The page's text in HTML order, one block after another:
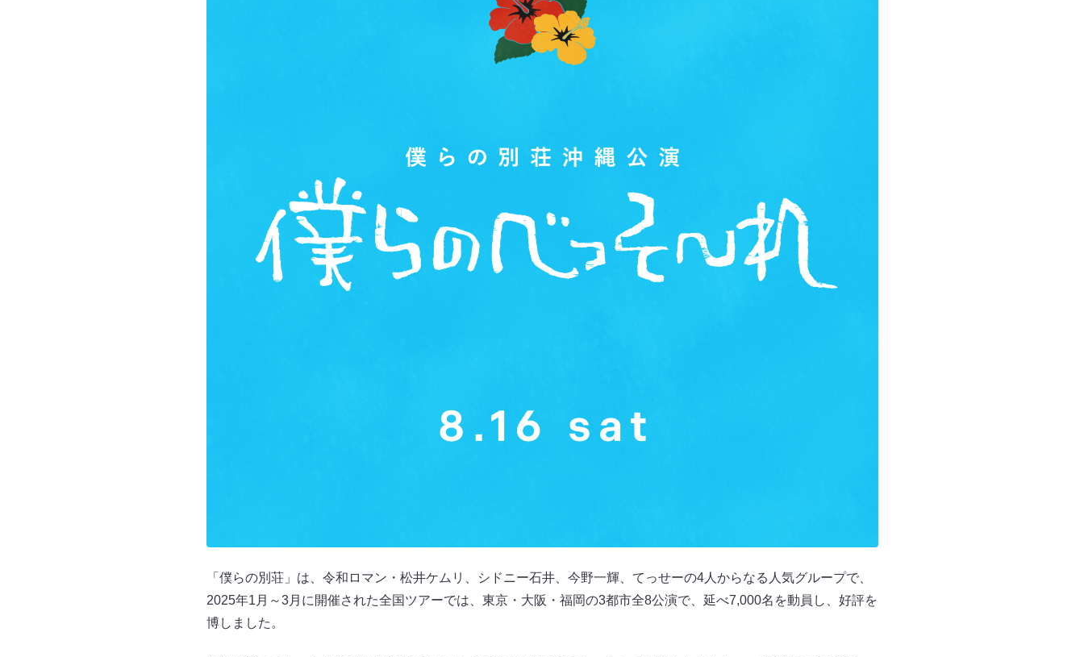
「僕らの別荘」は、令和ロマン・松井ケムリ、シドニー石井、今野一輝、てっせーの4人からなる人気グループで、
2025年1月～3月に開催された全国ツアーでは、東京・大阪・福岡の3都市全8公演で、延べ7,000名を動員し、好評を
博しました。